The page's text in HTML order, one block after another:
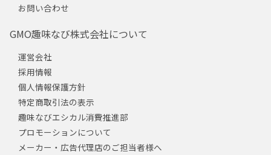
お問い合わせ
GMO趣味なび株式会社について
運営会社
採用情報
個人情報保護方針
特定商取引法の表示
趣味なびエシカル消費推進部
プロモーションについて
メーカー・広告代理店のご担当者様へ